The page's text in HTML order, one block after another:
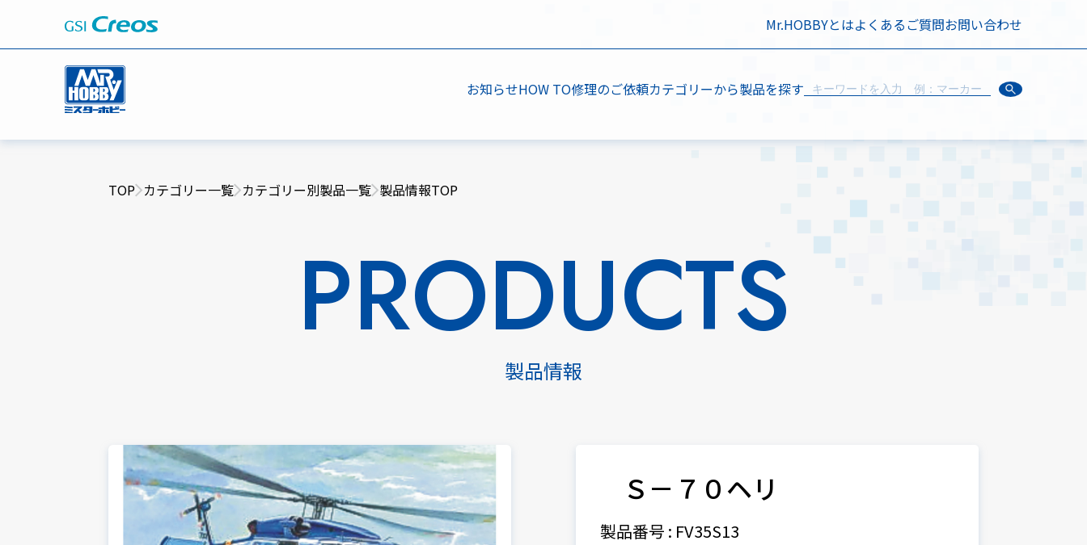
Mr.HOBBYとはよくあるご質問お問い合わせ
お知らせHOW TO修理のご依頼カテゴリーから製品を探す
TOP カテゴリー一覧 カテゴリー別製品一覧 製品情報TOP
PRODUCTS
製品情報
Ｓ－７０ヘリ
製品番号 : FV35S13